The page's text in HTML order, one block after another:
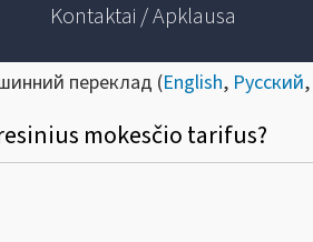
Kontaktai / Apklausa
переклад (English, Русский,
mokesčio tarifus?